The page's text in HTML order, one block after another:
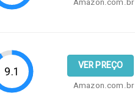
Amazon.com.br
9.1 VER PREÇO
Amazon.com.br